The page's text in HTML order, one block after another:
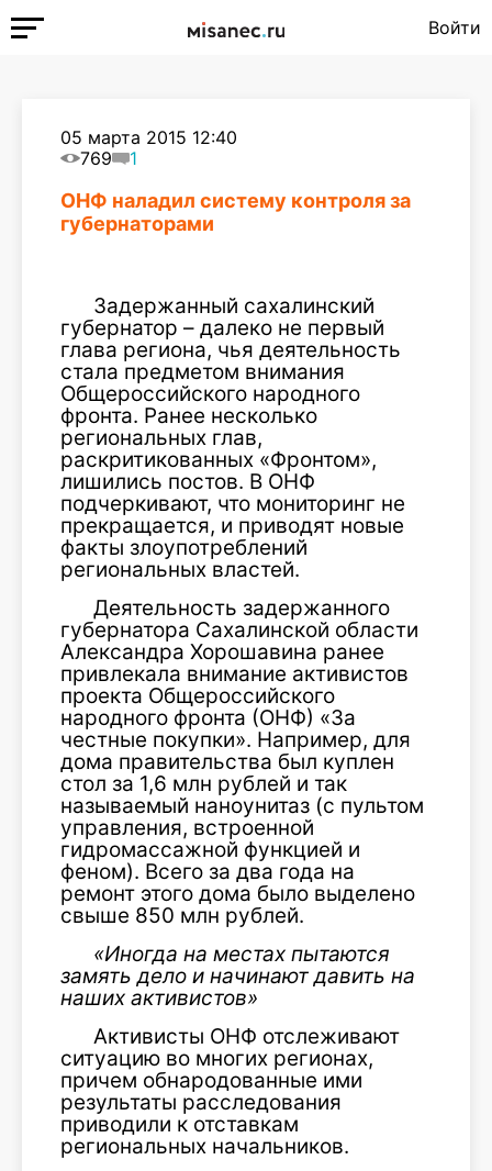
Войти
05 марта 2015 12:40
769
1
ОНФ наладил систему контроля за
губернаторами
Задержанный сахалинский
губернатор – далеко не первый
глава региона, чья деятельность
стала предметом внимания
Общероссийского народного
фронта. Ранее несколько
региональных глав,
раскритикованных «Фронтом»,
лишились постов. В ОНФ
подчеркивают, что мониторинг не
прекращается, и приводят новые
факты злоупотреблений
региональных властей.
Деятельность задержанного
губернатора Сахалинской области
Александра Хорошавина ранее
привлекала внимание активистов
проекта Общероссийского
народного фронта (ОНФ) «За
честные покупки». Например, для
дома правительства был куплен
стол за 1,6 млн рублей и так
называемый наноунитаз (с пультом
управления, встроенной
гидромассажной функцией и
феном). Всего за два года на
ремонт этого дома было выделено
свыше 850 млн рублей.
«Иногда на местах пытаются
замять дело и начинают давить на
наших активистов»
Активисты ОНФ отслеживают
ситуацию во многих регионах,
причем обнародованные ими
результаты расследования
приводили к отставкам
региональных начальников.